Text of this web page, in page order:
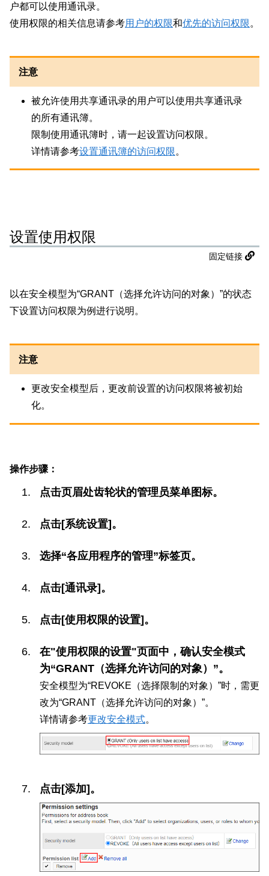
户都可以使用通讯录。
使用权限的相关信息请参考用户的权限和优先的访问权限。
注意
被允许使用共享通讯录的用户可以使用共享通讯录
的所有通讯簿。
限制使用通讯簿时，请一起设置访问权限。
详情请参考设置通讯簿的访问权限。
设置使用权限
固定链接
以在安全模型为“GRANT（选择允许访问的对象）”的状态
下设置访问权限为例进行说明。
注意
更改安全模型后，更改前设置的访问权限将被初始
化。
操作步骤：
点击页眉处齿轮状的管理员菜单图标。
点击[系统设置]。
选择“各应用程序的管理”标签页。
点击[通讯录]。
点击[使用权限的设置]。
在"使用权限的设置"页面中，确认安全模式
为“GRANT（选择允许访问的对象）”。
安全模型为“REVOKE（选择限制的对象）”时，需更
改为“GRANT（选择允许访问的对象）”。
详情请参考更改安全模式。
点击[添加]。